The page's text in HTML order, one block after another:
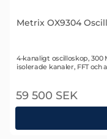
Metrix OX9304
Art. nr 2106
4-kanaligt oscilloskop, 300
isolerade kanaler, FFT och
59 500 SEK
Metrix